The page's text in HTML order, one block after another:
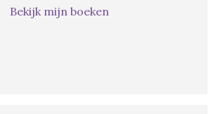
Bekijk mijn boeken